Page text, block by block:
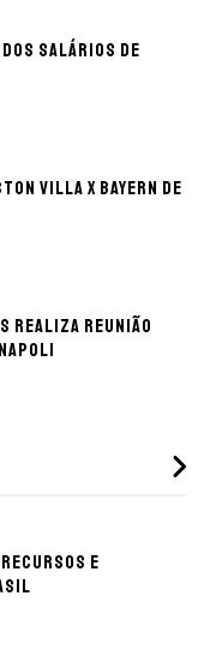
dos salários de
Villa x Bayern de
realiza reunião
recursos e